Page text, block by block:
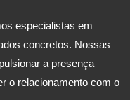
especialistas em
concretos. Nossas
a presença
o relacionamento com o